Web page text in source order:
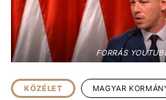
FORRÁS
KÖZÉLET MAGYAR